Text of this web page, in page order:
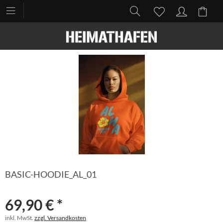
BASIC-HOODIE_AL_01
69,90 € *
inkl. MwSt. zzgl. Versandkosten